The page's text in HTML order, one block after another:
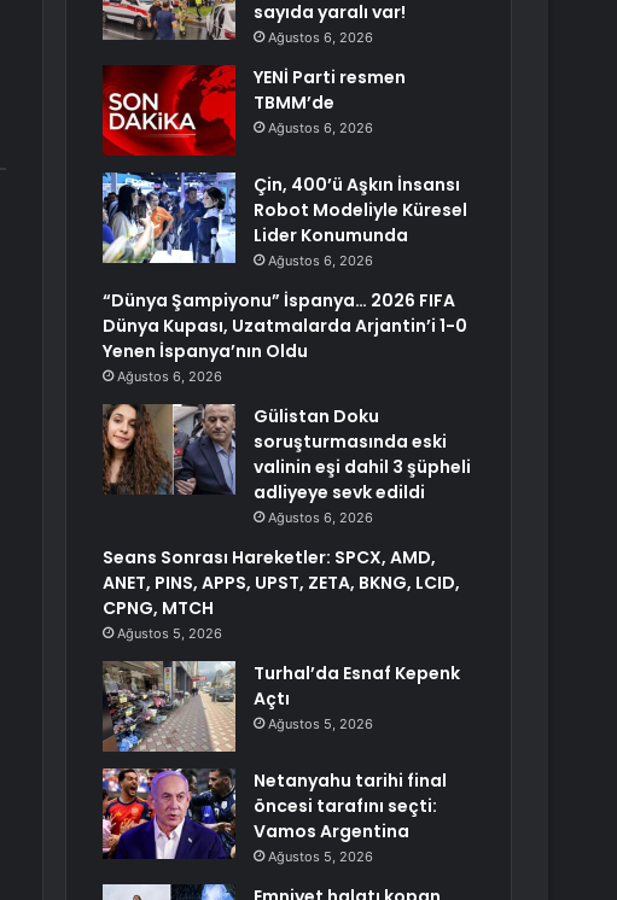
sayıda yaralı var!
Ağustos 6, 2026
YENİ Parti resmen
TBMM’de
Ağustos 6, 2026
Çin, 400’ü Aşkın İnsansı
Robot Modeliyle Küresel
Lider Konumunda
Ağustos 6, 2026
“Dünya Şampiyonu” İspanya… 2026 FIFA
Dünya Kupası, Uzatmalarda Arjantin’i 1-0
Yenen İspanya’nın Oldu
Ağustos 6, 2026
Gülistan Doku
soruşturmasında eski
valinin eşi dahil 3 şüpheli
adliyeye sevk edildi
Ağustos 6, 2026
Seans Sonrası Hareketler: SPCX, AMD,
ANET, PINS, APPS, UPST, ZETA, BKNG, LCID,
CPNG, MTCH
Ağustos 5, 2026
Turhal’da Esnaf Kepenk
Açtı
Ağustos 5, 2026
Netanyahu tarihi final
öncesi tarafını seçti:
Vamos Argentina
Ağustos 5, 2026